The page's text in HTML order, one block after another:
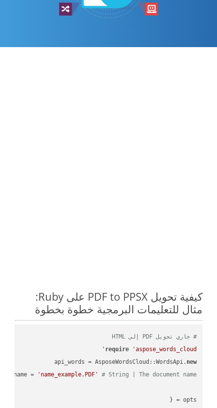
كيفية تحويل PDF to PPSX على Ruby:
مثال للتعليمات البرمجية خطوة بخطوة
# جاري تحويل PDF إلى HTML
require
'aspose_words_cloud'
api_words = AsposeWordsCloud::WordsApi. new
name =
'name_example.PDF' # String | The document name.